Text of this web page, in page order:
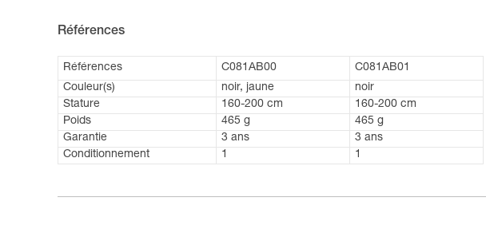
Références
Références C081AB00
C081AB01
Couleur(s)
noir, jaune
noir
Stature
160-200 cm
160-200 cm
Poids
465 g
465 g
Garantie
3 ans
3 ans
Conditionnement
1 1